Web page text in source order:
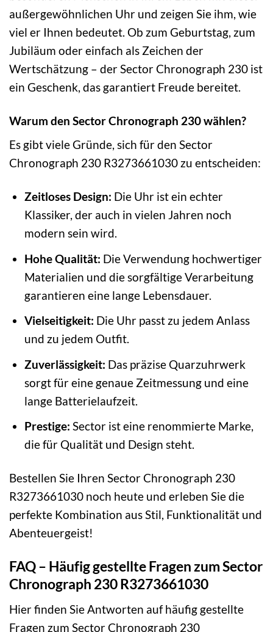
außergewöhnlichen Uhr und zeigen Sie ihm, wie
viel er Ihnen bedeutet. Ob zum Geburtstag, zum
Jubiläum oder einfach als Zeichen der
Wertschätzung – der Sector Chronograph 230 ist
ein Geschenk, das garantiert Freude bereitet.
Warum den Sector Chronograph 230 wählen?
Es gibt viele Gründe, sich für den Sector
Chronograph 230 R3273661030 zu entscheiden:
Zeitloses Design: Die Uhr ist ein echter
Klassiker, der auch in vielen Jahren noch
modern sein wird.
Hohe Qualität: Die Verwendung hochwertiger
Materialien und die sorgfältige Verarbeitung
garantieren eine lange Lebensdauer.
Vielseitigkeit: Die Uhr passt zu jedem Anlass
und zu jedem Outfit.
Zuverlässigkeit: Das präzise Quarzuhrwerk
sorgt für eine genaue Zeitmessung und eine
lange Batterielaufzeit.
Prestige: Sector ist eine renommierte Marke,
die für Qualität und Design steht.
Bestellen Sie Ihren Sector Chronograph 230
R3273661030 noch heute und erleben Sie die
perfekte Kombination aus Stil, Funktionalität und
Abenteuergeist!
FAQ – Häufig gestellte Fragen zum Sector
Chronograph 230 R3273661030
Hier finden Sie Antworten auf häufig gestellte
Fragen zum Sector Chronograph 230